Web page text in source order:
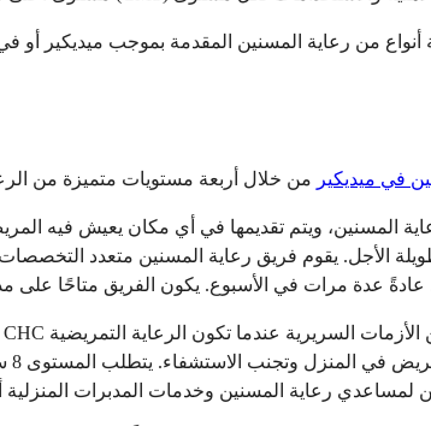
المسنين المقدمة بموجب ميديكير أو في منزل الشخص، وتوافر الرعاية المنزلية
في ميديكير
الأجل. يقوم فريق رعاية المسنين متعدد